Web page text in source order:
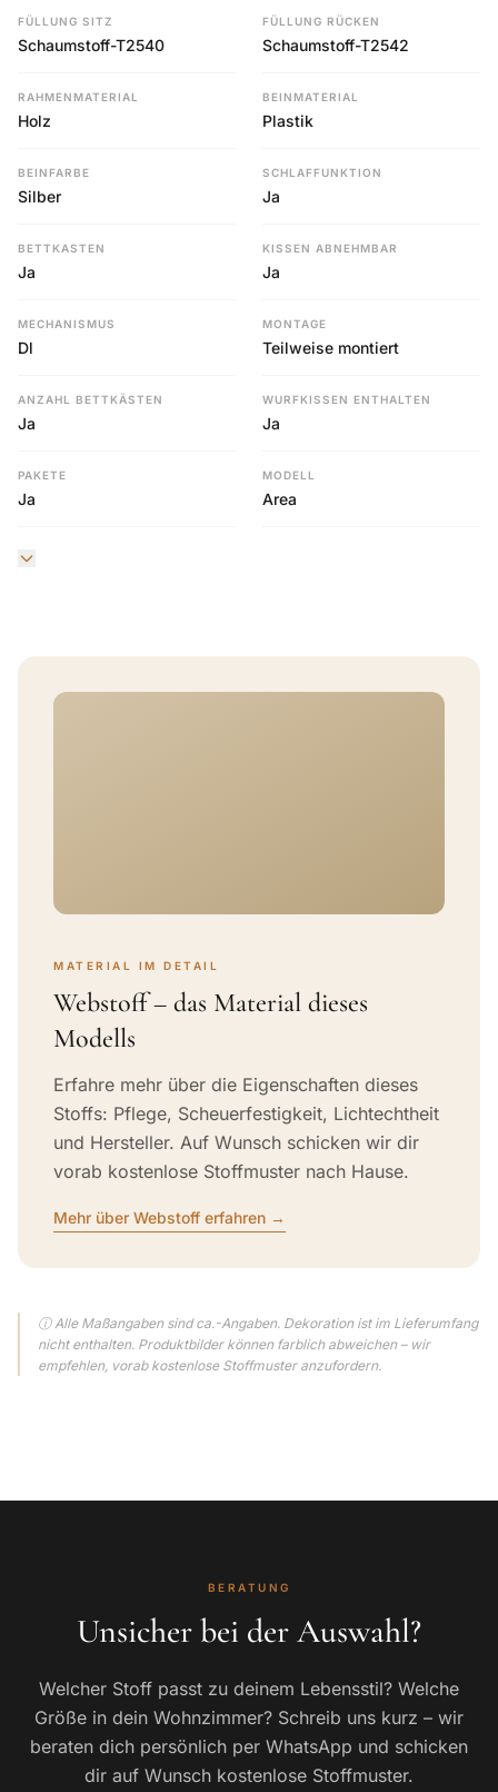
FÜLLUNG SITZ
Schaumstoff-T2540
FÜLLUNG RÜCKEN
Schaumstoff-T2542
RAHMENMATERIAL
Holz
BEINMATERIAL
Plastik
BEINFARBE
Silber
SCHLAFFUNKTION
Ja
BETTKASTEN
Ja
KISSEN ABNEHMBAR
Ja
MECHANISMUS
Dl
MONTAGE
Teilweise montiert
ANZAHL BETTKÄSTEN
Ja
WURFKISSEN ENTHALTEN
Ja
PAKETE
Ja
MODELL
Area
MATERIAL IM DETAIL
Webstoff – das Material dieses
Modells
Erfahre mehr über die Eigenschaften dieses
Stoffs: Pflege, Scheuerfestigkeit, Lichtechtheit
und Hersteller. Auf Wunsch schicken wir dir
vorab kostenlose Stoffmuster nach Hause.
Mehr über Webstoff erfahren →
ⓘ Alle Maßangaben sind ca.-Angaben. Dekoration ist im Lieferumfang
nicht enthalten. Produktbilder können farblich abweichen – wir
empfehlen, vorab kostenlose Stoffmuster anzufordern.
BERATUNG
Unsicher bei der Auswahl?
Welcher Stoff passt zu deinem Lebensstil? Welche
Größe in dein Wohnzimmer? Schreib uns kurz – wir
beraten dich persönlich per WhatsApp und schicken
dir auf Wunsch kostenlose Stoffmuster.